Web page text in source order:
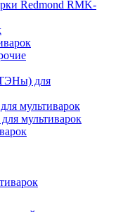
Redmond RMK-
для
мультиварок
мультиварок